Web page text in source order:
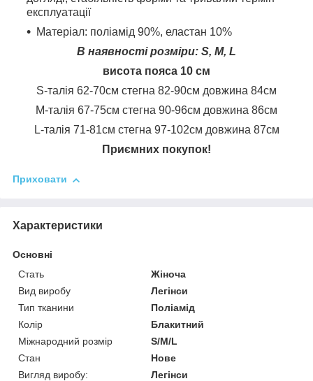
експлуатації
Матеріал: поліамід 90%, еластан 10%
В наявності розміри: S, M, L
висота пояса 10 см
S-талія 62-70см стегна 82-90см довжина 84см
М-талія 67-75см стегна 90-96см довжина 86см
L-талія 71-81см стегна 97-102см довжина 87см
Приємних покупок!
Приховати
Характеристики
Основні
Стать
Жіноча
Вид виробу
Легінси
Тип тканини
Поліамід
Колір
Блакитний
Міжнародний розмір
S/M/L
Стан
Нове
Вигляд виробу:
Легінси